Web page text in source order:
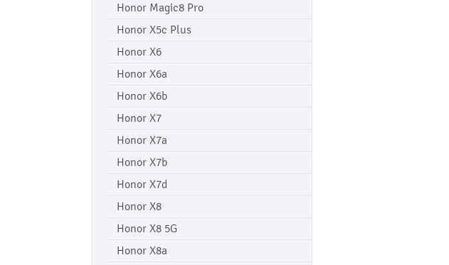
Honor Magic8 Pro
Honor X5c Plus
Honor X6
Honor X6a
Honor X6b
Honor X7
Honor X7a
Honor X7b
Honor X7d
Honor X8
Honor X8 5G
Honor X8a